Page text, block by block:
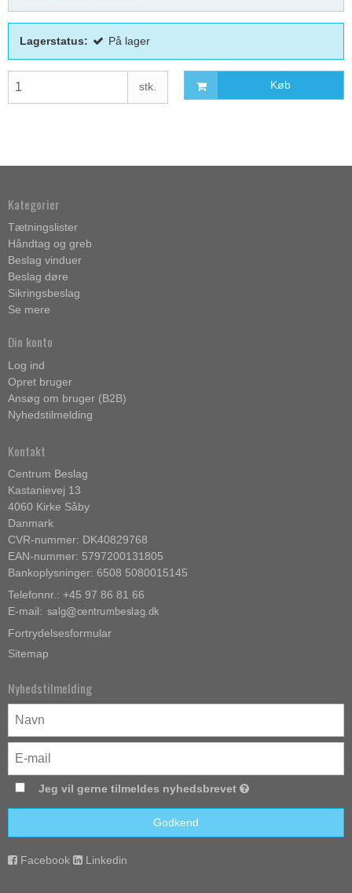
Lagerstatus: På lager
stk. Køb
Kategorier
Tætningslister
Håndtag og greb
Beslag vinduer
Beslag døre
Sikringsbeslag
Se mere
Din konto
Log ind
Opret bruger
Ansøg om bruger (B2B)
Nyhedstilmelding
Kontakt
Centrum Beslag
Kastanievej 13
4060 Kirke Såby
Danmark
CVR-nummer: DK40829768
EAN-nummer: 5797200131805
Bankoplysninger: 6508 5080015145
Telefonnr.: +45 97 86 81 66
E-mail:
Fortrydelsesformular
Sitemap
Nyhedstilmelding
Jeg vil gerne tilmeldes nyhedsbrevet
Godkend
Facebook Linkedin